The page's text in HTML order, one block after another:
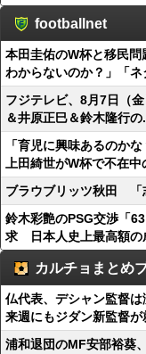
footballnet
本田圭佑のW杯と移民
わからないのか？」「ネ
フジテレビ、8月7日（
＆井原正巳＆鈴木隆行の
「育児に興味あるのか
上田綺世がW杯で不在中
ブラウブリッツ秋田 「
鈴木彩艶のPSG交渉「
求 日本人史上最高額の
カルチョまとめ
仏代表、デシャン監督は
来週にもジダン新監督が
浦和退団のMF安部裕葵